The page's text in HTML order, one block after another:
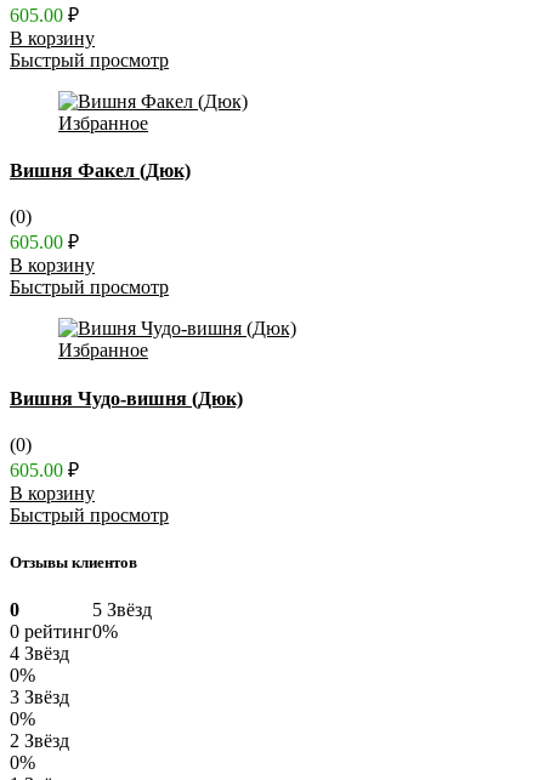
605.00 ₽
В корзину
Быстрый просмотр
Избранное
Вишня Факел (Дюк)
(0)
605.00 ₽
В корзину
Быстрый просмотр
Избранное
Вишня Чудо-вишня (Дюк)
(0)
605.00 ₽
В корзину
Быстрый просмотр
Отзывы клиентов
0
0 рейтинг
5 Звёзд
0%
4 Звёзд
0%
3 Звёзд
0%
2 Звёзд
0%